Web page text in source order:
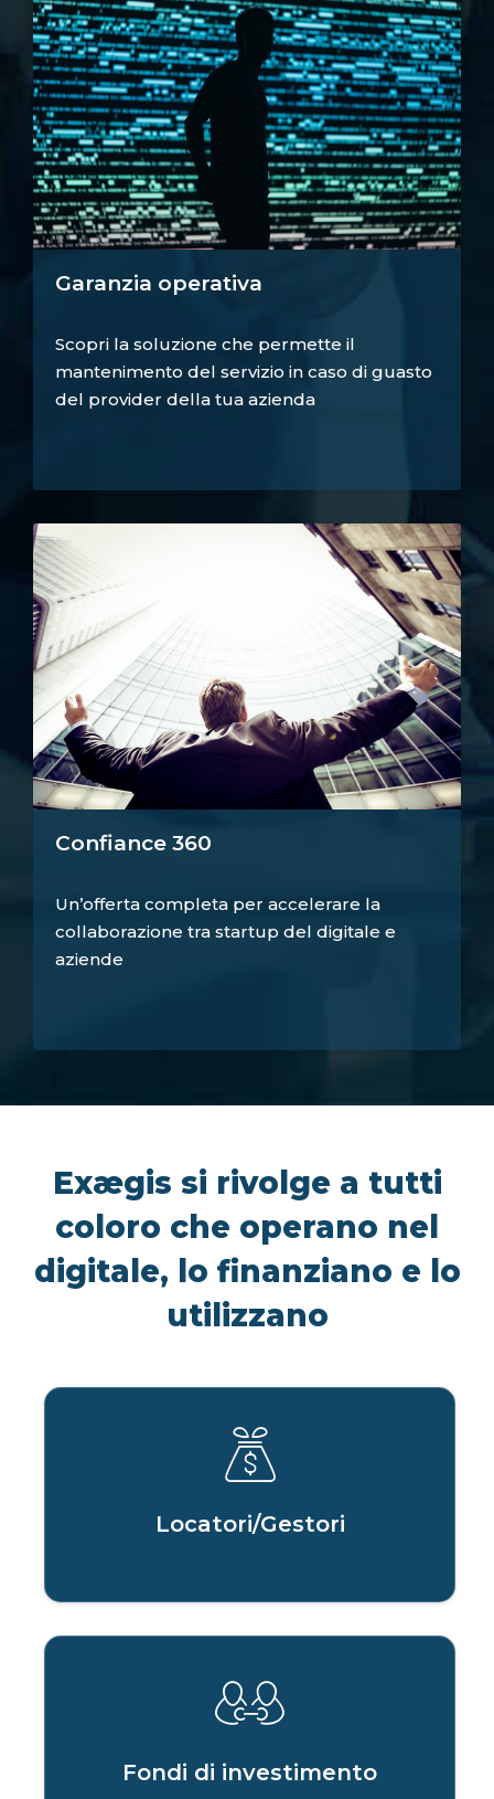
Garanzia operativa
Scopri la soluzione che permette il
mantenimento del servizio in caso di guasto
del provider della tua azienda
Confiance 360
Un’offerta completa per accelerare la
collaborazione tra startup del digitale e
aziende
Exægis si rivolge a tutti
coloro che operano nel
digitale, lo finanziano e lo
utilizzano
Locatori/Gestori
Fondi di investimento